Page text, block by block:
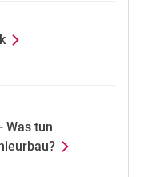
Was tun